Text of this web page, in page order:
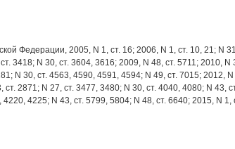
Федерации, 2005, N 1, ст. 16; 2006, N 1, ст. 10, 21; N
3418; N 30, ст. 3604, 3616; 2009, N 48, ст. 5711; 2010, N
N 30, ст. 4563, 4590, 4591, 4594; N 49, ст. 7015; 2012,
2871; N 27, ст. 3477, 3480; N 30, ст. 4040, 4080; N 43,
4225; N 43, ст. 5799, 5804; N 48, ст. 6640; 2015, N 1,